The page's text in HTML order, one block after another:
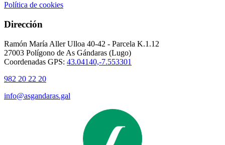
Política de cookies
Dirección
Ramón María Aller Ulloa 40-42 - Parcela K.1.12
27003 Polígono de As Gándaras (Lugo)
Coordenadas GPS: 43.04140,-7.553301
982 20 22 20
info@asgandaras.gal